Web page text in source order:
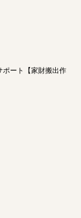
ポート【家財搬出作